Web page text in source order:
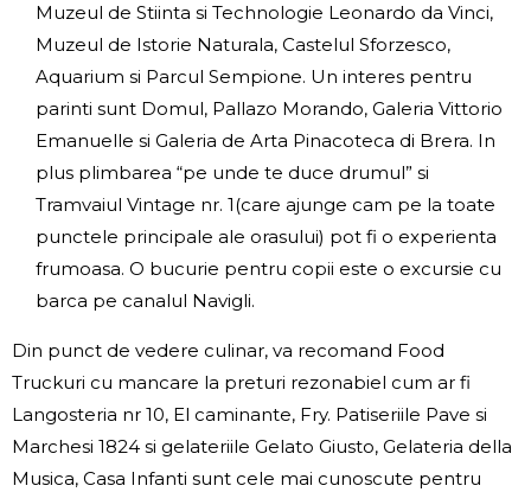
Muzeul de Stiinta si Technologie Leonardo da Vinci,
Muzeul de Istorie Naturala, Castelul Sforzesco,
Aquarium si Parcul Sempione. Un interes pentru
parinti sunt Domul, Pallazo Morando, Galeria Vittorio
Emanuelle si Galeria de Arta Pinacoteca di Brera. In
plus plimbarea “pe unde te duce drumul” si
Tramvaiul Vintage nr. 1(care ajunge cam pe la toate
punctele principale ale orasului) pot fi o experienta
frumoasa. O bucurie pentru copii este o excursie cu
barca pe canalul Navigli.
Din punct de vedere culinar, va recomand Food
Truckuri cu mancare la preturi rezonabiel cum ar fi
Langosteria nr 10, El caminante, Fry. Patiseriile Pave si
Marchesi 1824 si gelateriile Gelato Giusto, Gelateria della
Musica, Casa Infanti sunt cele mai cunoscute pentru